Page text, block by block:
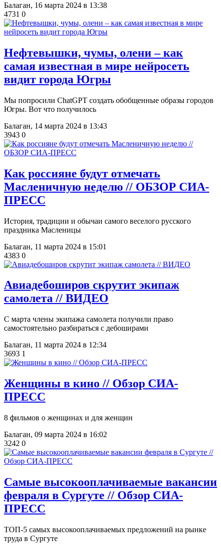
Балаган, 16 марта 2024 в 13:38
4731 0
​Нефтевышки, чумы, олени – как
самая известная в мире нейросеть
видит города Югры
Мы попросили ChatGPT создать обобщенные образы городов
Югры. Вот что получилось
Балаган, 14 марта 2024 в 13:43
3943 0
​Как россияне будут отмечать
Масленичную неделю // ОБЗОР СИА-
ПРЕСС
История, традиции и обычаи самого веселого русского
праздника Масленицы
Балаган, 11 марта 2024 в 15:01
4383 0
​Авиадебоширов скрутит экипаж
самолета // ВИДЕО
С марта члены экипажа самолета получили право
самостоятельно разбираться с дебоширами
Балаган, 11 марта 2024 в 12:34
3693 1
Женщины в кино // Обзор СИА-
ПРЕСС
8 фильмов о женщинах и для женщин
Балаган, 09 марта 2024 в 16:02
3242 0
Самые высокооплачиваемые вакансии
февраля в Сургуте // Обзор СИА-
ПРЕСС
ТОП-5 самых высокооплачиваемых предложений на рынке
труда в Сургуте